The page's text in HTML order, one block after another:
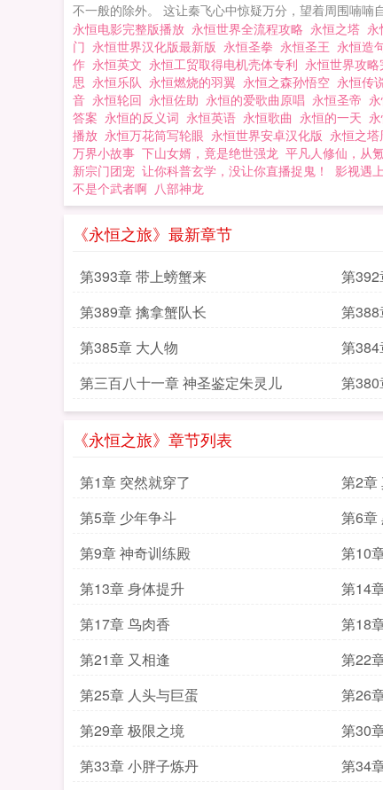
不一般的除外。 这让秦飞心中惊疑万分，望着周围喃喃
永恒电影完整版播放 永恒世界全流程攻略 永恒之塔
门 永恒世界汉化版最新版 永恒圣拳 永恒圣王 永恒造
作 永恒英文 永恒工贸取得电机壳体专利 永恒世界攻略
思 永恒乐队 永恒燃烧的羽翼 永恒之森孙悟空 永恒传
音 永恒轮回 永恒佐助 永恒的爱歌曲原唱 永恒圣帝
答案 永恒的反义词 永恒英语 永恒歌曲 永恒的一天
播放 永恒万花筒写轮眼 永恒世界安卓汉化版 永恒之
万界小故事 下山女婿，竟是绝世强龙 平凡人修仙，从
新宗门团宠 让你科普玄学，没让你直播捉鬼！ 影视遇
不是个武者啊 八部神龙
《永恒之旅》最新章节
第393章 带上螃蟹来 第392
第389章 擒拿蟹队长
第
第385章 大人物
第384
第三百八十一章 神圣鉴定朱灵儿
第
《永恒之旅》章节列表
第1章 突然就穿了 第2章
第5章 少年争斗
第6章
第9章 神奇训练殿
第10
第13章 身体提升
第14
第17章 鸟肉香
第18
第21章 又相逢
第22
第25章 人头与巨蛋
第26
第29章 极限之境
第30
第33章 小胖子炼丹
第34